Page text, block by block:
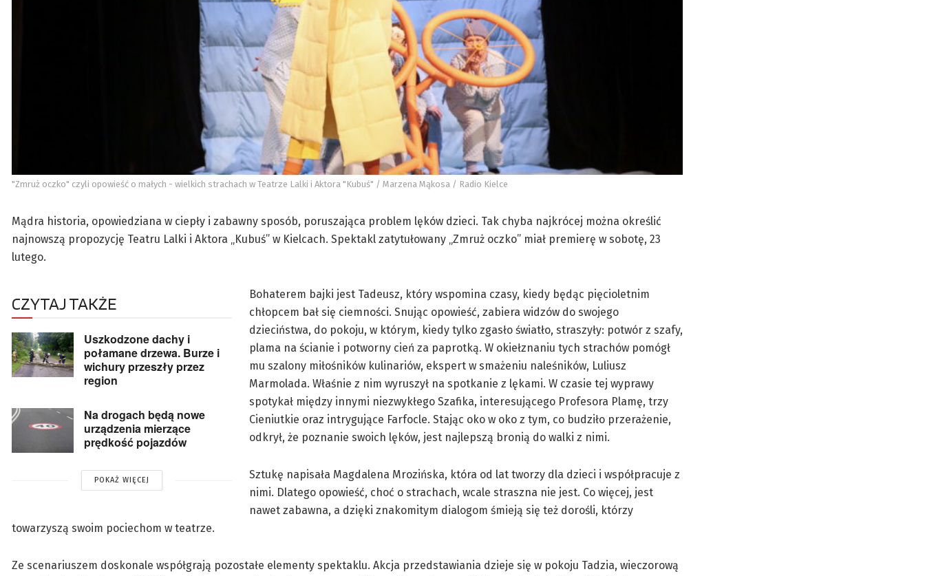
"Zmruż oczko" czyli opowieść o małych - wielkich strachach w Teatrze Lalki i Aktora "Kubuś" / Marzena Mąkosa / Radio Kielce
Mądra historia, opowiedziana w ciepły i zabawny sposób, poruszająca problem lęków dzieci. Tak chyba najkrócej można określić
najnowszą propozycję Teatru Lalki i Aktora „Kubuś” w Kielcach. Spektakl zatytułowany „Zmruż oczko” miał premierę w sobotę, 23
lutego.
CZYTAJ TAKŻE
Uszkodzone dachy i
połamane drzewa. Burze i
wichury przeszły przez
region
Na drogach będą nowe
urządzenia mierzące
prędkość pojazdów
POKAŻ WIĘCEJ
Bohaterem bajki jest Tadeusz, który wspomina czasy, kiedy będąc pięcioletnim
chłopcem bał się ciemności. Snując opowieść, zabiera widzów do swojego
dzieciństwa, do pokoju, w którym, kiedy tylko zgasło światło, straszyły: potwór z szafy,
plama na ścianie i potworny cień za paprotką. W okiełznaniu tych strachów pomógł
mu szalony miłośników kulinariów, ekspert w smażeniu naleśników, Luliusz
Marmolada. Właśnie z nim wyruszył na spotkanie z lękami. W czasie tej wyprawy
spotykał między innymi niezwykłego Szafika, interesującego Profesora Plamę, trzy
Cieniutkie oraz intrygujące Farfocle. Stając oko w oko z tym, co budziło przerażenie,
odkrył, że poznanie swoich lęków, jest najlepszą bronią do walki z nimi.
Sztukę napisała Magdalena Mrozińska, która od lat tworzy dla dzieci i współpracuje z
nimi. Dlatego opowieść, choć o strachach, wcale straszna nie jest. Co więcej, jest
nawet zabawna, a dzięki znakomitym dialogom śmieją się też dorośli, którzy
towarzyszą swoim pociechom w teatrze.
Ze scenariuszem doskonale współgrają pozostałe elementy spektaklu. Akcja przedstawiania dzieje się w pokoju Tadzia, wieczorową